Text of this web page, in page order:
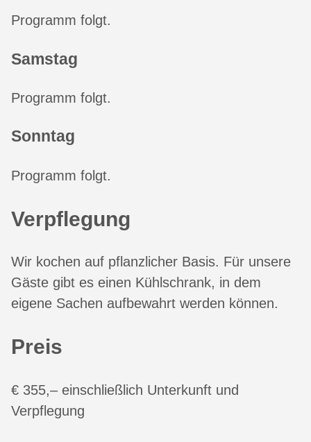
Programm folgt.
Samstag
Programm folgt.
Sonntag
Programm folgt.
Verpflegung
Wir kochen auf pflanzlicher Basis. Für unsere
Gäste gibt es einen Kühlschrank, in dem
eigene Sachen aufbewahrt werden können.
Preis
€ 355,– einschließlich Unterkunft und
Verpflegung